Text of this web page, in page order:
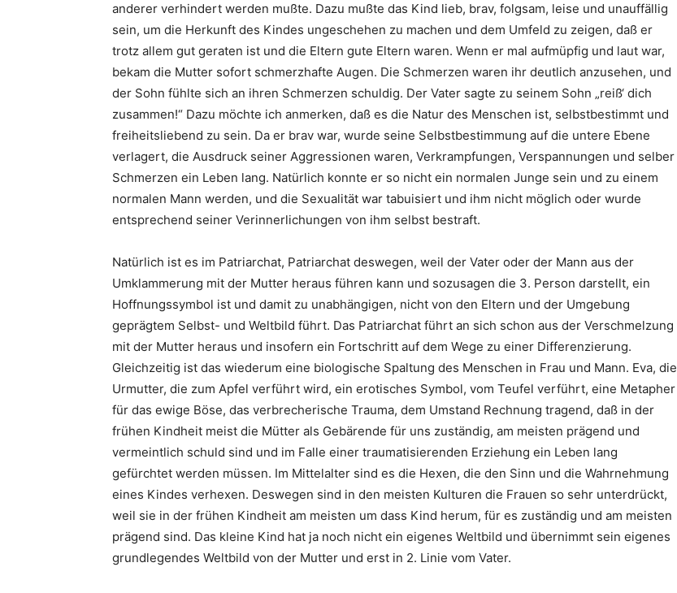
anderer verhindert werden mußte. Dazu mußte das Kind lieb, brav, folgsam, leise und unauffällig
sein, um die Herkunft des Kindes ungeschehen zu machen und dem Umfeld zu zeigen, daß er
trotz allem gut geraten ist und die Eltern gute Eltern waren. Wenn er mal aufmüpfig und laut war,
bekam die Mutter sofort schmerzhafte Augen. Die Schmerzen waren ihr deutlich anzusehen, und
der Sohn fühlte sich an ihren Schmerzen schuldig. Der Vater sagte zu seinem Sohn „reiß‘ dich
zusammen!“ Dazu möchte ich anmerken, daß es die Natur des Menschen ist, selbstbestimmt und
freiheitsliebend zu sein. Da er brav war, wurde seine Selbstbestimmung auf die untere Ebene
verlagert, die Ausdruck seiner Aggressionen waren, Verkrampfungen, Verspannungen und selber
Schmerzen ein Leben lang. Natürlich konnte er so nicht ein normalen Junge sein und zu einem
normalen Mann werden, und die Sexualität war tabuisiert und ihm nicht möglich oder wurde
entsprechend seiner Verinnerlichungen von ihm selbst bestraft.
Natürlich ist es im Patriarchat, Patriarchat deswegen, weil der Vater oder der Mann aus der
Umklammerung mit der Mutter heraus führen kann und sozusagen die 3. Person darstellt, ein
Hoffnungssymbol ist und damit zu unabhängigen, nicht von den Eltern und der Umgebung
geprägtem Selbst- und Weltbild führt. Das Patriarchat führt an sich schon aus der Verschmelzung
mit der Mutter heraus und insofern ein Fortschritt auf dem Wege zu einer Differenzierung.
Gleichzeitig ist das wiederum eine biologische Spaltung des Menschen in Frau und Mann. Eva, die
Urmutter, die zum Apfel verführt wird, ein erotisches Symbol, vom Teufel verführt, eine Metapher
für das ewige Böse, das verbrecherische Trauma, dem Umstand Rechnung tragend, daß in der
frühen Kindheit meist die Mütter als Gebärende für uns zuständig, am meisten prägend und
vermeintlich schuld sind und im Falle einer traumatisierenden Erziehung ein Leben lang
gefürchtet werden müssen. Im Mittelalter sind es die Hexen, die den Sinn und die Wahrnehmung
eines Kindes verhexen. Deswegen sind in den meisten Kulturen die Frauen so sehr unterdrückt,
weil sie in der frühen Kindheit am meisten um dass Kind herum, für es zuständig und am meisten
prägend sind. Das kleine Kind hat ja noch nicht ein eigenes Weltbild und übernimmt sein eigenes
grundlegendes Weltbild von der Mutter und erst in 2. Linie vom Vater.